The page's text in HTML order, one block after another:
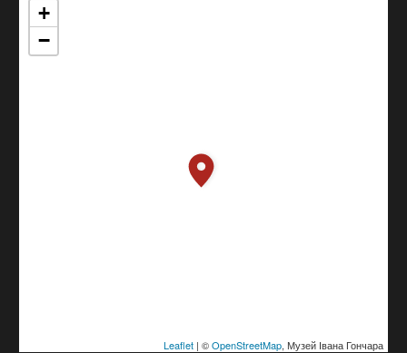
+
−
Leaflet| ©OpenStreetMap, Музей Івана Гончара